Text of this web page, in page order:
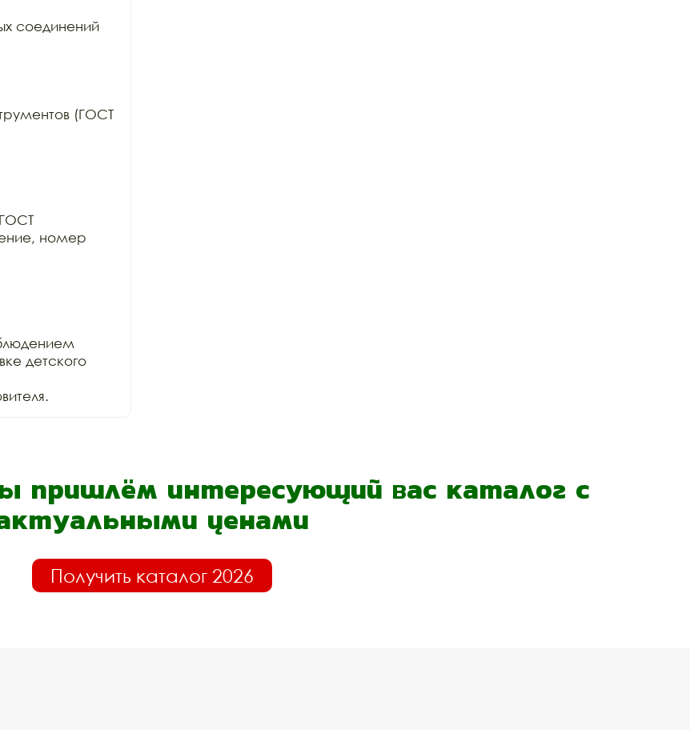
соединений
(ГОСТ
номер
детского
пришлём интересующий вас каталог с
ценами
Получить каталог 2026